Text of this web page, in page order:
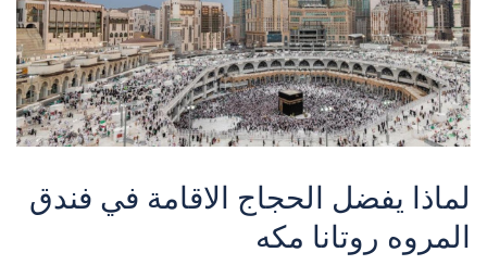
لماذا يفضل الحجاج الاقامة في فندق
المروه روتانا مكه